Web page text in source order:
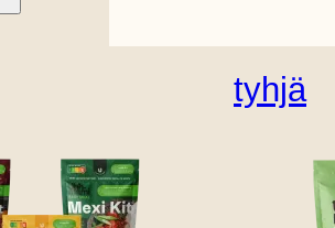
tyhjä
Englanti (UK)
Ranskan